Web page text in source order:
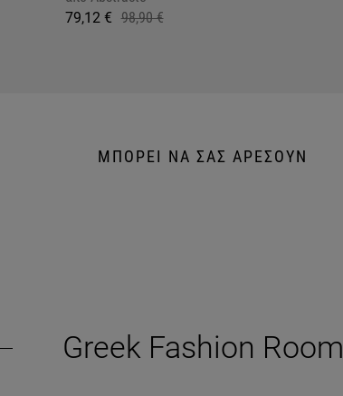
79,12 € 98,90 €
ΜΠΟΡΕΙ ΝΑ ΣΑΣ ΑΡΕΣΟΥΝ
Greek Fashion Room